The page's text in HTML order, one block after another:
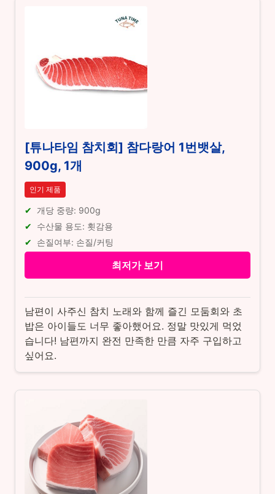
[튜나타임 참치회] 참다랑어 1번뱃살,
900g, 1개
인기 제품
개당 중량: 900g
수산물 용도: 횟감용
손질여부: 손질/커팅
최저가 보기
남편이 사주신 참치 노래와 함께 즐긴 모둠회와 초
밥은 아이들도 너무 좋아했어요. 정말 맛있게 먹었
습니다! 남편까지 완전 만족한 만큼 자주 구입하고
싶어요.